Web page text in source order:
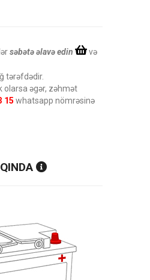
səbətə əlavə edin
və
tərəfdədir.
olarsa əgər, zəhmət
15 whatsapp nömrəsinə